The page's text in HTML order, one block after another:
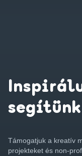
segítünk
Támogatjuk a kreatív
projekteket és non-